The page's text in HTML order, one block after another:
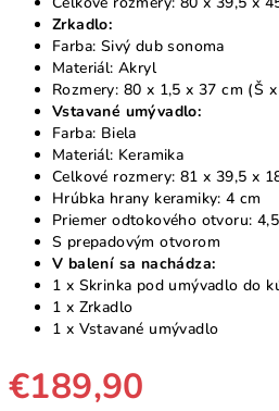
Zrkadlo:
Farba: Sivý dub sonoma
Materiál: Akryl
Rozmery: 80 x 1,5 x 37 cm (Š
Vstavané umývadlo:
Farba: Biela
Materiál: Keramika
Celkové rozmery: 81 x 39,5 x
Hrúbka hrany keramiky: 4 cm
Priemer odtokového otvoru:
S prepadovým otvorom
V balení sa nachádza:
1 x Skrinka pod umývadlo do
1 x Zrkadlo
1 x Vstavané umývadlo
€189,90